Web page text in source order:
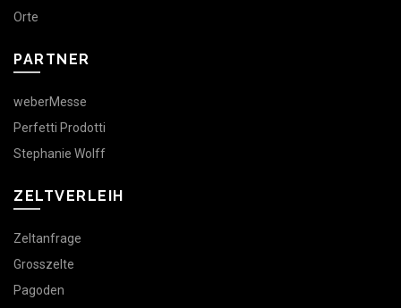
Orte
PARTNER
weberMesse
Perfetti Prodotti
Stephanie Wolff
ZELTVERLEIH
Zeltanfrage
Grosszelte
Pagoden